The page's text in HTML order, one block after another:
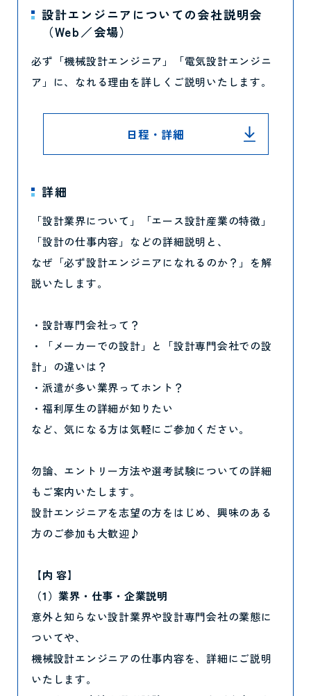
設計エンジニアについての会社説明会
（Web／会場）
必ず「機械設計エンジニア」「電気設計エンジニ
ア」に、なれる理由を詳しくご説明いたします。
日程・詳細
詳細
「設計業界について」「エース設計産業の特徴」
「設計の仕事内容」などの詳細説明と、
なぜ「必ず設計エンジニアになれるのか？」を解
説いたします。
・設計専門会社って？
・「メーカーでの設計」と「設計専門会社での設
計」の違いは？
・派遣が多い業界ってホント？
・福利厚生の詳細が知りたい
など、気になる方は気軽にご参加ください。
勿論、エントリー方法や選考試験についての詳細
もご案内いたします。
設計エンジニアを志望の方をはじめ、興味のある
方のご参加も大歓迎♪
【内 容】
（1）業界・仕事・企業説明
意外と知らない設計業界や設計専門会社の業態に
ついてや、
機械設計エンジニアの仕事内容を、詳細にご説明
いたします。